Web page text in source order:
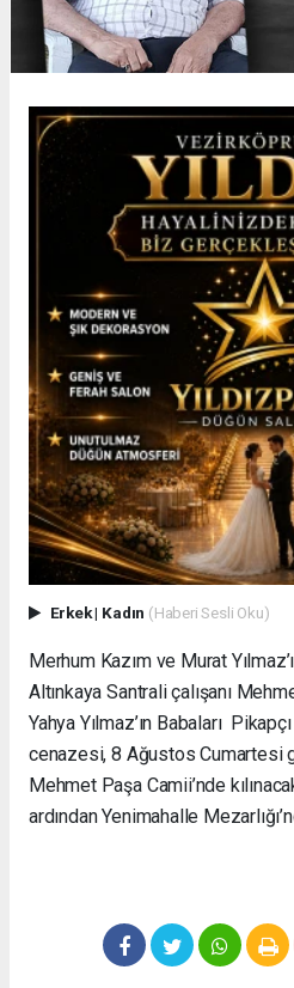
Erkek| Kadın (Haberi Sesli Oku)
Merhum Kazım ve Murat
Altınkaya Santrali çalışanı
Yahya Yılmaz’ın Babaları
cenazesi, 8 Ağustos Cumartesi
Mehmet Paşa Camii’nde
ardından Yenimahalle